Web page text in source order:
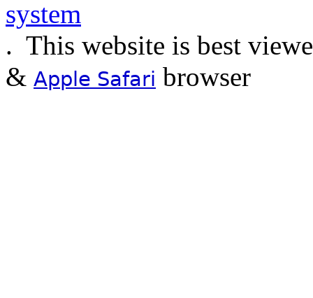
. This website is best
& Apple Safari browser